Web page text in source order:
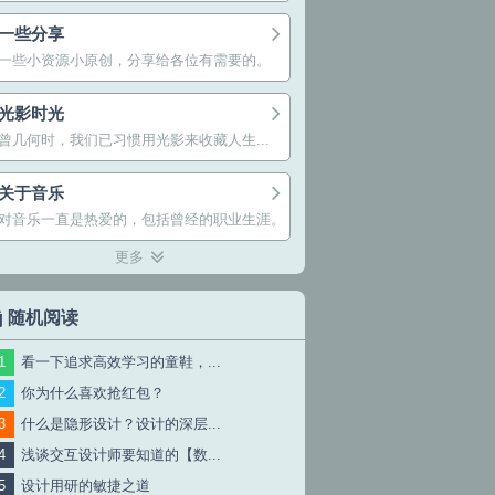
些分享
些小资源小原创，分享给各位有需要的。
影时光
几何时，我们已习惯用光影来收藏人生...
于音乐
音乐一直是热爱的，包括曾经的职业生涯。
更多
随机阅读
看一下追求高效学习的童鞋，...
你为什么喜欢抢红包？
什么是隐形设计？设计的深层...
浅谈交互设计师要知道的【数...
设计用研的敏捷之道